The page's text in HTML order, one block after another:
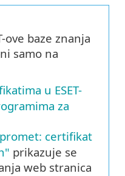
ove baze znanja
samo na
u ESET-
za
certifikat
prikazuje se
web stranica